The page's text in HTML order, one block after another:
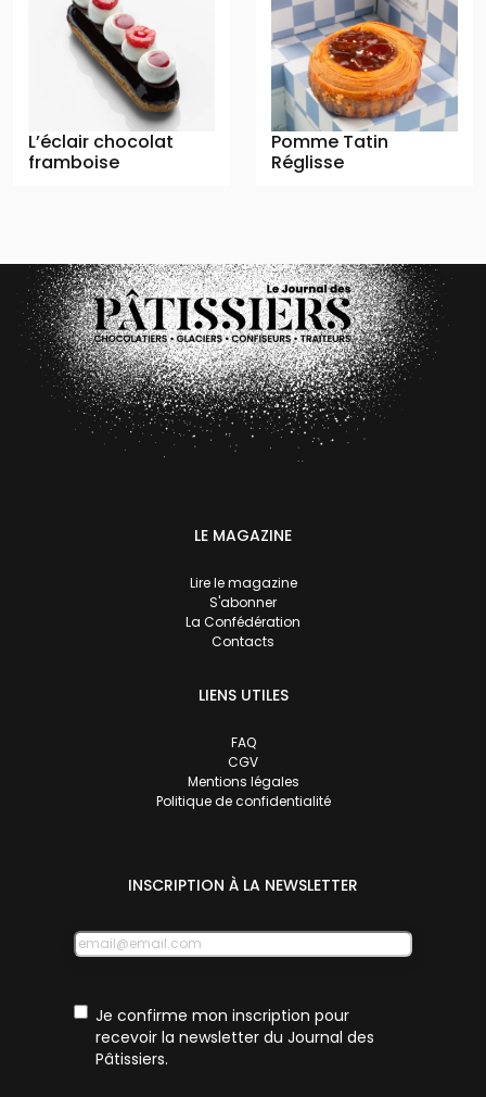
L’éclair chocolat
framboise
Pomme Tatin
Réglisse
LE MAGAZINE
Lire le magazine
S'abonner
La Confédération
Contacts
LIENS UTILES
FAQ
CGV
Mentions légales
Politique de confidentialité
INSCRIPTION À LA NEWSLETTER
E-
mail
RGPDJe confirme mon inscription pour
recevoir la newsletter du Journal des
Pâtissiers.